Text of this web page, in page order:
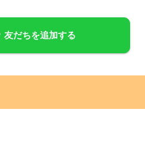
友だちを追加する